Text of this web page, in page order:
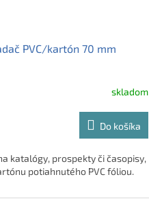
PVC/kartón 70 mm
skladom
Do košíka
katalógy, prospekty či časopisy,
potiahnutého PVC fóliou.